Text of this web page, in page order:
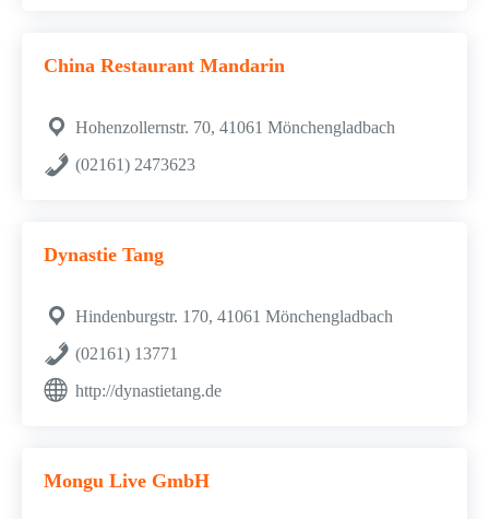
China Restaurant Mandarin
Hohenzollernstr. 70, 41061 Mönchengladbach
(02161) 2473623
Dynastie Tang
Hindenburgstr. 170, 41061 Mönchengladbach
(02161) 13771
http://dynastietang.de
Mongu Live GmbH